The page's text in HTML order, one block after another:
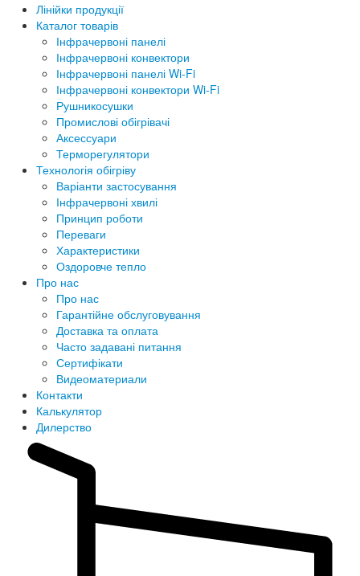
Лінійки продукції
Каталог товарів
Інфрачервоні панелі
Інфрачервоні конвектори
Інфрачервоні панелі Wi-Fi
Інфрачервоні конвектори Wi-Fi
Рушникосушки
Промислові обігрівачі
Аксессуари
Терморегулятори
Технологія обігріву
Варіанти застосування
Інфрачервоні хвилі
Принцип роботи
Переваги
Характеристики
Оздоровче тепло
Про нас
Про нас
Гарантійне обслуговування
Доставка та оплата
Часто задавані питання
Сертифікати
Видеоматериали
Контакти
Калькулятор
Дилерство